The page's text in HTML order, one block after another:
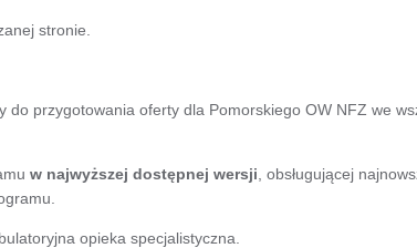
stronie.
do przygotowania oferty dla Pomorskiego OW NFZ we
w najwyższej dostępnej wersji , obsługującej
opieka specjalistyczna.